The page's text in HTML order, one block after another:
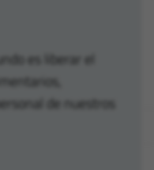
es liberar el
de nuestros